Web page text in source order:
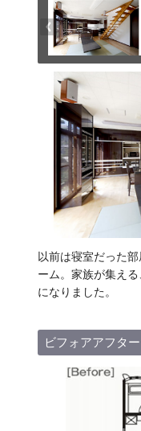
以前は寝室だった
ーム。家族が集え
になりました。
ビフォアアフター